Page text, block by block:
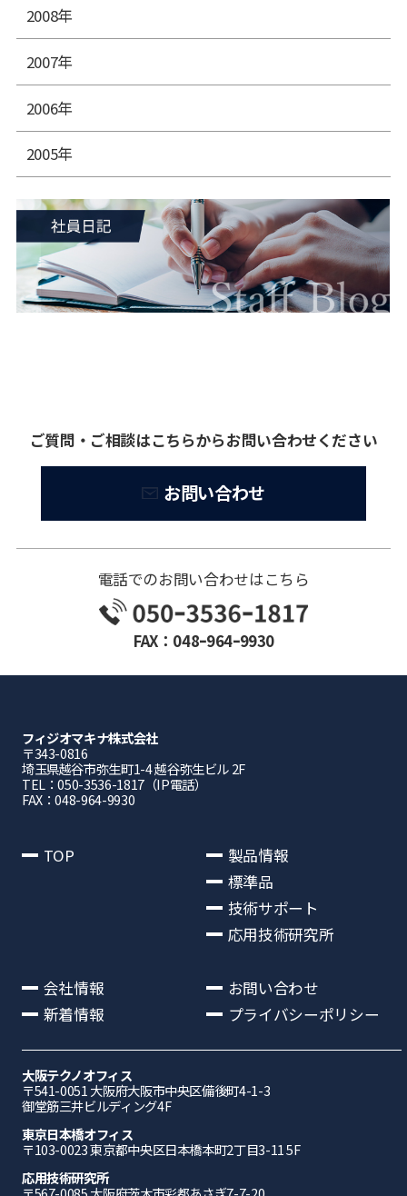
2008年
2007年
2006年
2005年
ご質問・ご相談はこちらからお問い合わせください
お問い合わせ
電話でのお問い合わせはこちら
FAX：048ｰ964ｰ9930
フィジオマキナ株式会社
〒343-0816
埼⽟県越⾕市弥⽣町1-4 越⾕弥⽣ビル 2F
TEL：050-3536-1817（IP電話）
FAX：048-964-9930
TOP
製品情報
標準品
技術サポート
応用技術研究所
会社情報
新着情報
お問い合わせ
プライバシーポリシー
大阪テクノオフィス
〒541-0051 ⼤阪府⼤阪市中央区備後町4-1-3
御堂筋三井ビルディング4F
東京日本橋オフィス
〒103-0023 東京都中央区日本橋本町2丁目3-11 5F
応⽤技術研究所